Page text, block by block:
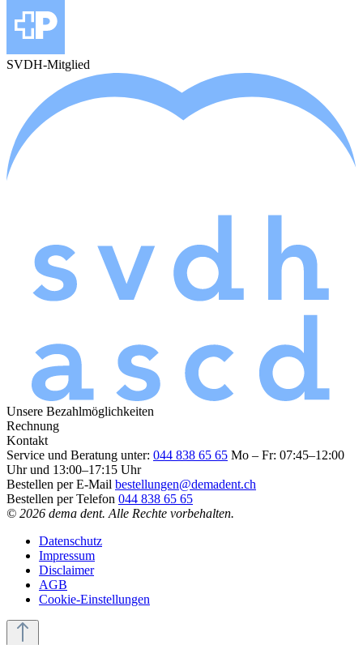
SVDH-Mitglied
Unsere Bezahlmöglichkeiten
Rechnung
Kontakt
Service und Beratung unter: 044 838 65 65 Mo – Fr: 07:45–12:00
Uhr und 13:00–17:15 Uhr
Bestellen per E-Mail bestellungen@demadent.ch
Bestellen per Telefon 044 838 65 65
© 2026 dema dent. Alle Rechte vorbehalten.
Datenschutz
Impressum
Disclaimer
AGB
Cookie-Einstellungen